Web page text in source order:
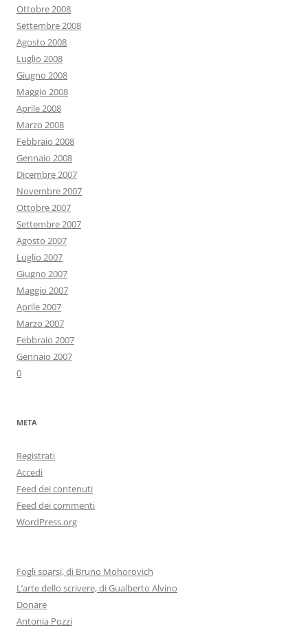
Ottobre 2008
Settembre 2008
Agosto 2008
Luglio 2008
Giugno 2008
Maggio 2008
Aprile 2008
Marzo 2008
Febbraio 2008
Gennaio 2008
Dicembre 2007
Novembre 2007
Ottobre 2007
Settembre 2007
Agosto 2007
Luglio 2007
Giugno 2007
Maggio 2007
Aprile 2007
Marzo 2007
Febbraio 2007
Gennaio 2007
0
META
Registrati
Accedi
Feed dei contenuti
Feed dei commenti
WordPress.org
Fogli sparsi, di Bruno Mohorovich
L’arte dello scrivere, di Gualberto Alvino
Donare
Antonia Pozzi